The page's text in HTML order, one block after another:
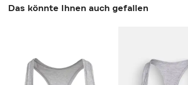
Das könnte Ihnen auch gefallen